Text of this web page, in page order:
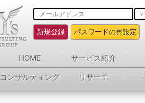
新規登録 パスワードの再設定
HOME サービス紹介
コンサルティング
リサーチ